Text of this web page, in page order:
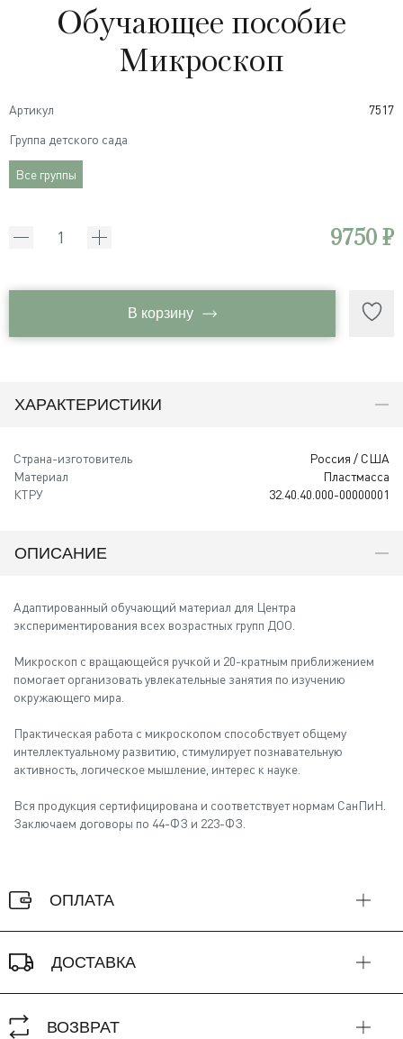
Обучающее пособие
Микроскоп
Артикул
7517
Группа детского сада
Все группы
9750 ₽
В корзину
ХАРАКТЕРИСТИКИ
Страна-изготовитель
Россия / США
Материал
Пластмасса
КТРУ
32.40.40.000-00000001
ОПИСАНИЕ
Адаптированный обучающий материал для Центра
экспериментирования всех возрастных групп ДОО.
Микроскоп с вращающейся ручкой и 20-кратным приближением
помогает организовать увлекательные занятия по изучению
окружающего мира.
Практическая работа с микроскопом способствует общему
интеллектуальному развитию, стимулирует познавательную
активность, логическое мышление, интерес к науке.
Вся продукция сертифицирована и соответствует нормам СанПиН.
Заключаем договоры по 44-ФЗ и 223-ФЗ.
ОПЛАТА
ДОСТАВКА
ВОЗВРАТ